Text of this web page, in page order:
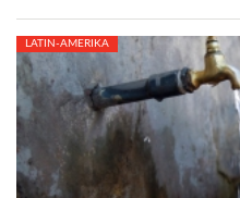
LATIN-AMERIKA